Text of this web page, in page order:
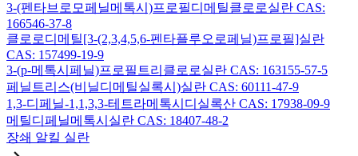
3-(펜타브로모페닐메톡시)프로필디메틸클로로실란 CAS:
166546-37-8
클로로디메틸[3-(2,3,4,5,6-펜타플루오로페닐)프로필]실란
CAS: 157499-19-9
3-(p-메톡시페닐)프로필트리클로로실란 CAS: 163155-57-5
페닐트리스(비닐디메틸실록시)실란 CAS: 60111-47-9
1,3-디페닐-1,1,3,3-테트라메톡시디실록산 CAS: 17938-09-9
메틸디페닐메톡시실란 CAS: 18407-48-2
장쇄 알킬 실란